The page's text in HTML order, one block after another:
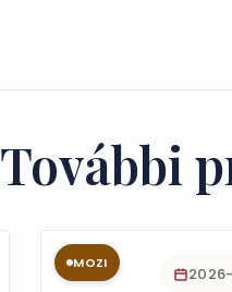
További
MOZI